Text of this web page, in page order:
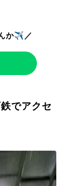
か✈️／
でアクセ